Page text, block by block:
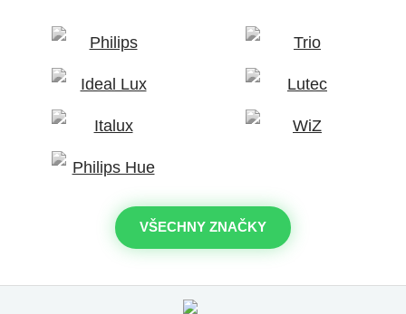
VŠECHNY ZNAČKY